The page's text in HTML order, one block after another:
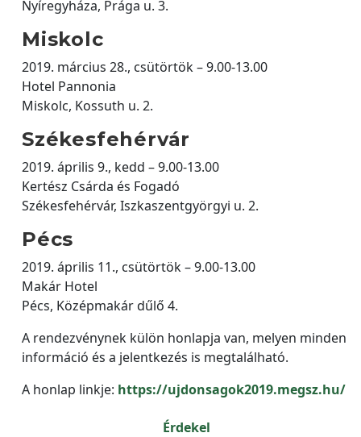
Nyíregyháza, Prága u. 3.
Miskolc
2019. március 28., csütörtök – 9.00-13.00
Hotel Pannonia
Miskolc, Kossuth u. 2.
Székesfehérvár
2019. április 9., kedd – 9.00-13.00
Kertész Csárda és Fogadó
Székesfehérvár, Iszkaszentgyörgyi u. 2.
Pécs
2019. április 11., csütörtök – 9.00-13.00
Makár Hotel
Pécs, Középmakár dűlő 4.
A rendezvénynek külön honlapja van, melyen minden
információ és a jelentkezés is megtalálható.
A honlap linkje: https://ujdonsagok2019.megsz.hu/
Érdekel